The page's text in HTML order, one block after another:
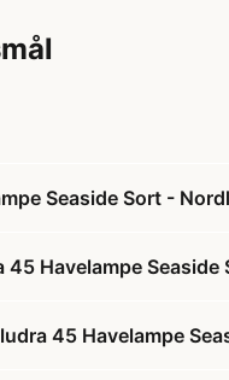
Seaside Sort -
Havelampe Seaside
45 Havelampe